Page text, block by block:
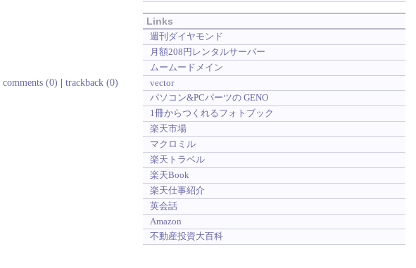
comments (0) | trackback (0)
Links
週刊ダイヤモンド
月額208円レンタルサーバー
ムームードメイン
vector
パソコン&PCパーツの GENO
1冊からつくれるフォトブック
楽天市場
マクロミル
楽天トラベル
楽天Book
楽天仕事紹介
英会話
Amazon
不動産投資大百科